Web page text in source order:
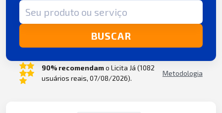
Termo de busca
BUSCAR
90% recomendamo Licita Já (1082
usuários reais, 07/08/2026).
Metodologia